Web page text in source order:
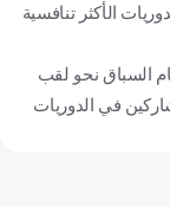
الأكثر تنافسية
السباق نحو لقب
في الدوريات